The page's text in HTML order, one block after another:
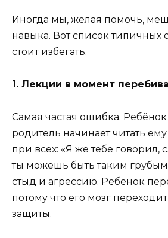
Иногда мы, желая помочь,
навыка. Вот список типичных
стоит избегать.
1. Лекции в момент
Самая частая ошибка.
родитель начинает читать
при всех: «Я же тебе говорил,
ты можешь быть таким
стыд и агрессию. Ребёнок
потому что его мозг
защиты.